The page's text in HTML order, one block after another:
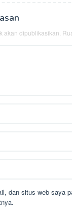
akan dipublikasikan.
dan situs web saya